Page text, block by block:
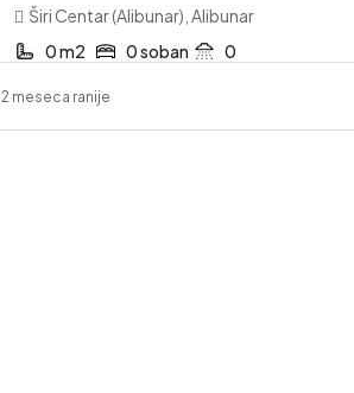
Širi Centar (Alibunar), Alibunar
0 m2
0 soban 0
2 meseca ranije